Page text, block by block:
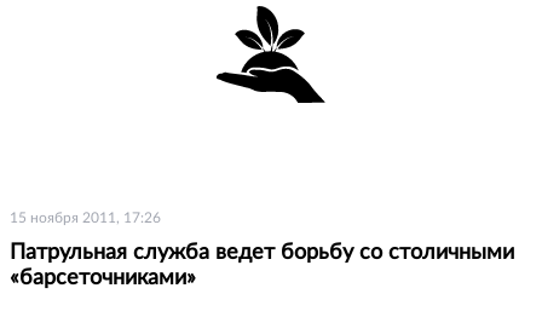
15 ноября 2011, 17:26
Патрульная служба ведет борьбу со столичными
«барсеточниками»